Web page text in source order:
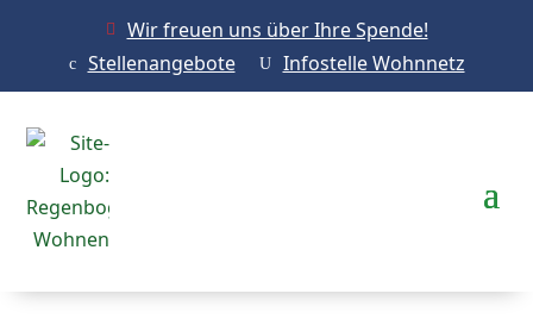
 Wir freuen uns über Ihre Spende!
c Stellenangebote U Infostelle Wohnnetz